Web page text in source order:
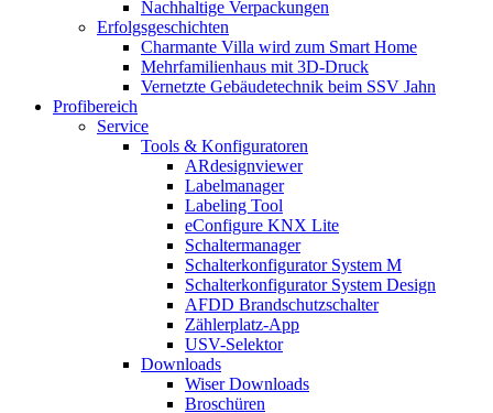
Nachhaltige Verpackungen
Erfolgsgeschichten
Charmante Villa wird zum Smart Home
Mehrfamilienhaus mit 3D-Druck
Vernetzte Gebäudetechnik beim SSV Jahn
Profibereich
Service
Tools & Konfiguratoren
ARdesignviewer
Labelmanager
Labeling Tool
eConfigure KNX Lite
Schaltermanager
Schalterkonfigurator System M
Schalterkonfigurator System Design
AFDD Brandschutzschalter
Zählerplatz-App
USV-Selektor
Downloads
Wiser Downloads
Broschüren